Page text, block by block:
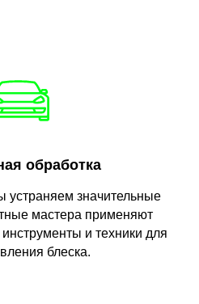
обработка
значительные
мастера применяют
и техники для
блеска.